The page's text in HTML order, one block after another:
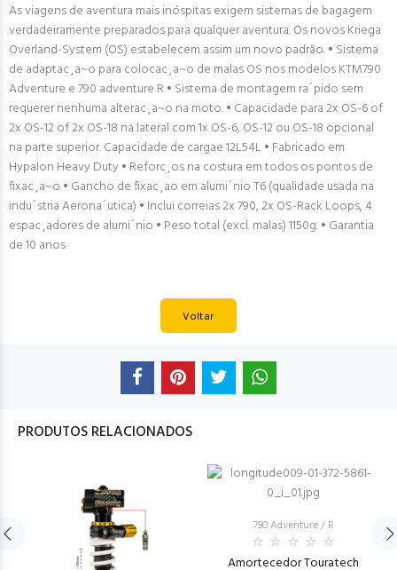
As viagens de aventura mais inóspitas exigem sistemas de bagagem
verdadeiramente preparados para qualquer aventura. Os novos Kriega
Overland-System (OS) estabelecem assim um novo padrão. • Sistema
de adaptac¸a~o para colocac¸a~o de malas OS nos modelos KTM790
Adventure e 790 adventure R • Sistema de montagem ra´pido sem
requerer nenhuma alterac¸a~o na moto. • Capacidade para 2x OS-6 of
2x OS-12 of 2x OS-18 na lateral com 1x OS-6, OS-12 ou OS-18 opcional
na parte superior. Capacidade de cargae 12L54L • Fabricado em
Hypalon Heavy Duty • Reforc¸os na costura em todos os pontos de
fixac¸a~o • Gancho de fixac¸ao em alumi´nio T6 (qualidade usada na
indu´stria Aerona´utica) • Inclui correias 2x 790, 2x OS-Rack Loops, 4
espac¸adores de alumi´nio • Peso total (excl. malas) 1150g. • Garantia
de 10 anos
Voltar
PRODUTOS RELACIONADOS
790 Adventure / R
Amortecedor Touratech